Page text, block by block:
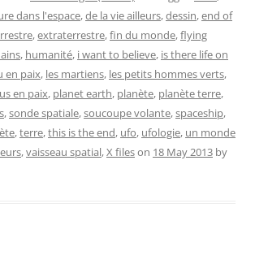
dans l'espace,de la vie ailleurs,dessin,end of
,extraterrestre,fin du monde,flying
, humanité, i want to believe, is there life on
en paix, les martiens, les petits hommes verts,
en paix, planet earth, planète, planète terre,
,sonde spatiale,soucoupe volante,spaceship,
,terre,this is the end, ufo, ufologie, un monde
,vaisseau spatial,X fileson 18 May 2013 by